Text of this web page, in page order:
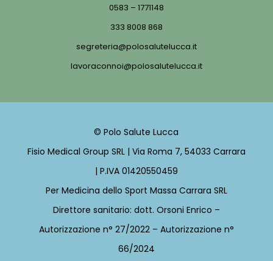
0583 – 1771148
333 8008 868
segreteria@polosalutelucca.it
lavoraconnoi@polosalutelucca.it
© Polo Salute Lucca
Fisio Medical Group SRL | Via Roma 7, 54033 Carrara
| P.IVA 01420550459
Per Medicina dello Sport Massa Carrara SRL
Direttore sanitario: dott. Orsoni Enrico –
Autorizzazione n° 27/2022 – Autorizzazione n°
66/2024